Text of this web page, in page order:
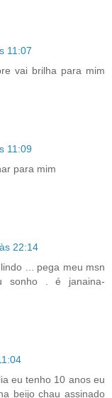
11:07
vai brilha para mim
11:09
para mim
22:14
... pega meu msn
sonho . é janaina-
eu tenho 10 anos eu
beijo chau assinado